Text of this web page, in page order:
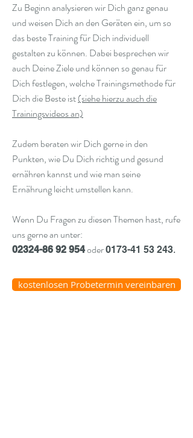
kostenlosen Probetermin vereinbaren
Zu Beginn analysieren wir Dich ganz genau
und weisen Dich an den Geräten ein, um so
das beste Training für Dich individuell
gestalten zu können. Dabei besprechen wir
auch Deine Ziele und können so genau für
Dich festlegen, welche Trainingsmethode für
Dich die Beste ist(siehe hierzu auch die
Trainingsvideos an)
Zudem beraten wir Dich gerne in den
Punkten, wie Du Dich richtig und gesund
ernähren kannst und wie man seine
Ernährung leicht umstellen kann.
Wenn Du Fragen zu diesen Themen hast, rufe
uns gerne an unter:
02324-86 92 954oder0173-41 53 243.